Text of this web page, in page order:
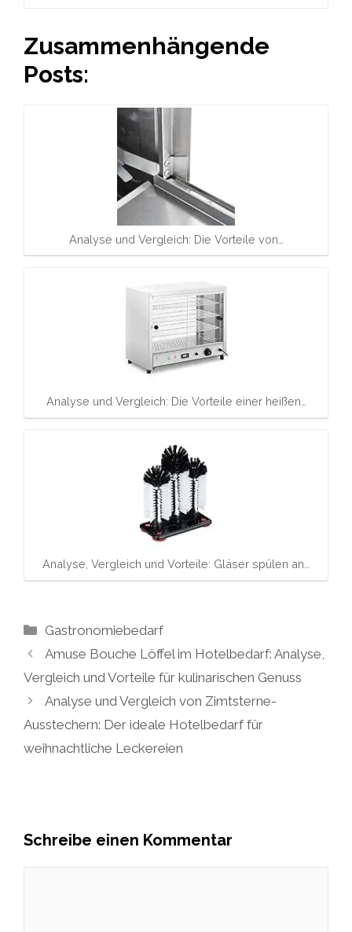
Zusammenhängende
Posts:
Analyse und Vergleich: Die Vorteile von…
Analyse und Vergleich: Die Vorteile einer heißen…
Analyse, Vergleich und Vorteile: Gläser spülen an…
Kategorien
Gastronomiebedarf
Amuse Bouche Löffel im Hotelbedarf: Analyse,
Vergleich und Vorteile für kulinarischen Genuss
Analyse und Vergleich von Zimtsterne-
Ausstechern: Der ideale Hotelbedarf für
weihnachtliche Leckereien
Schreibe einen Kommentar